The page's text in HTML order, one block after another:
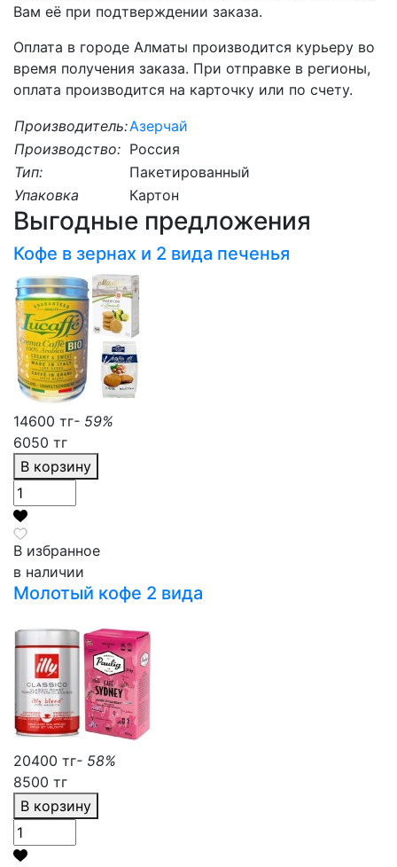
Вам её при подтверждении заказа.
Оплата в городе Алматы производится курьеру во
время получения заказа. При отправке в регионы,
оплата производится на карточку или по счету.
Производитель:Азерчай
Производство: Россия
Тип:
Пакетированный
Упаковка
Картон
Выгодные предложения
Кофе в зернах и 2 вида печенья
14600 тг- 59%
6050 тг
В корзину
В избранное
в наличии
Молотый кофе 2 вида
20400 тг- 58%
8500 тг
В корзину